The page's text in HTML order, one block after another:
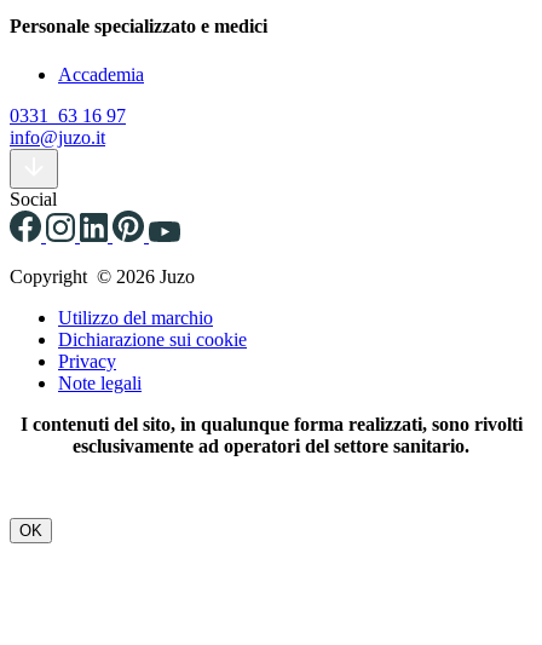
Personale specializzato e medici
Accademia
0331 63 16 97
info@juzo.it
Social
Copyright © 2026 Juzo
Utilizzo del marchio
Dichiarazione sui cookie
Privacy
Note legali
I contenuti del sito, in qualunque forma realizzati, sono rivolti
esclusivamente ad operatori del settore sanitario.
OK